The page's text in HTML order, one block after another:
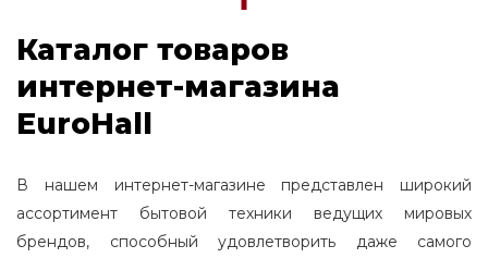
Каталог товаров
интернет-магазина
EuroHall
В нашем интернет-магазине представлен широкий
ассортимент бытовой техники ведущих мировых
брендов, способный удовлетворить даже самого